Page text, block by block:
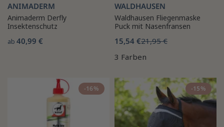
ANIMADERM
Animaderm Derfly
Insektenschutz
ab 40,99 €
WALDHAUSEN
Waldhausen Fliegenmaske
Puck mit Nasenfransen
15,54 €21,95 €
3 Farben
-16% -15%